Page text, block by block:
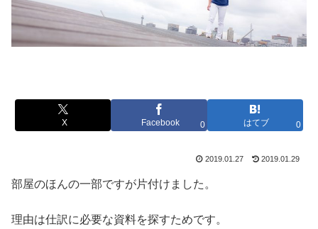
X Facebook 0 はてブ 0
2019.01.27 2019.01.29
部屋のほんの一部ですが片付けました。
理由は仕訳に必要な資料を探すためです。